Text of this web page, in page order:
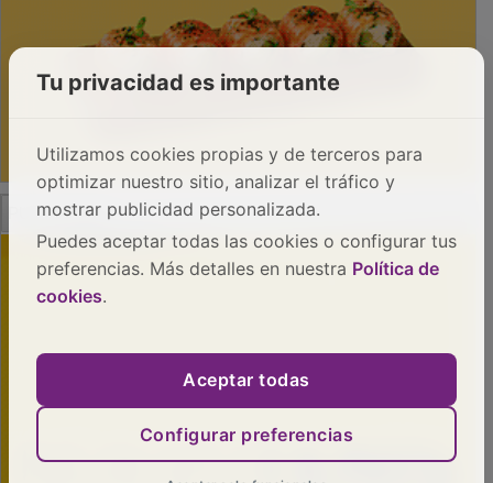
PUBLICIDAD
Tu privacidad es importante
Utilizamos cookies propias y de terceros para
optimizar nuestro sitio, analizar el tráfico y
mostrar publicidad personalizada.
Puedes aceptar todas las cookies o configurar tus
preferencias. Más detalles en nuestra Política de
cookies.
Aceptar todas
Configurar preferencias